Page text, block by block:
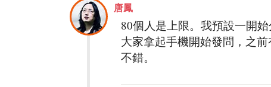
唐鳳
80個人是上限。我預設一開
大家拿起手機開始發問，之
不錯。